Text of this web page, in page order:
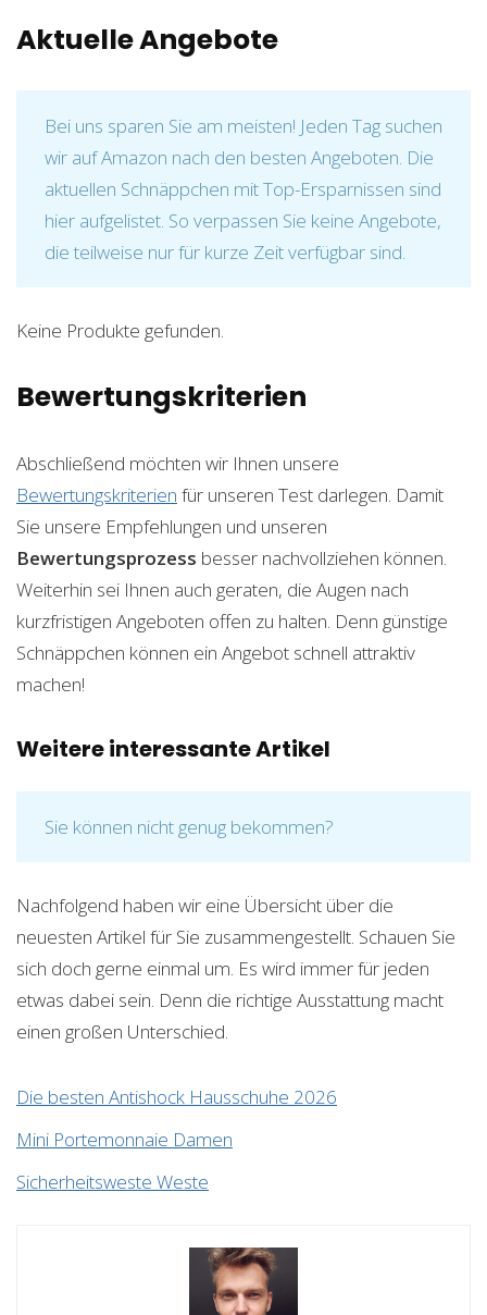
Aktuelle Angebote
Bei uns sparen Sie am meisten! Jeden Tag suchen
wir auf Amazon nach den besten Angeboten. Die
aktuellen Schnäppchen mit Top-Ersparnissen sind
hier aufgelistet. So verpassen Sie keine Angebote,
die teilweise nur für kurze Zeit verfügbar sind.
Keine Produkte gefunden.
Bewertungskriterien
Abschließend möchten wir Ihnen unsere
Bewertungskriterien für unseren Test darlegen. Damit
Sie unsere Empfehlungen und unseren
Bewertungsprozess besser nachvollziehen können.
Weiterhin sei Ihnen auch geraten, die Augen nach
kurzfristigen Angeboten offen zu halten. Denn günstige
Schnäppchen können ein Angebot schnell attraktiv
machen!
Weitere interessante Artikel
Sie können nicht genug bekommen?
Nachfolgend haben wir eine Übersicht über die
neuesten Artikel für Sie zusammengestellt. Schauen Sie
sich doch gerne einmal um. Es wird immer für jeden
etwas dabei sein. Denn die richtige Ausstattung macht
einen großen Unterschied.
Die besten Antishock Hausschuhe 2026
Mini Portemonnaie Damen
Sicherheitsweste Weste